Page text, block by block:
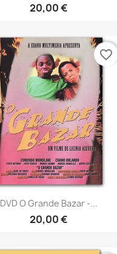
20,00 €
DVD O Grande Bazar -...
20,00 €
favorite_border